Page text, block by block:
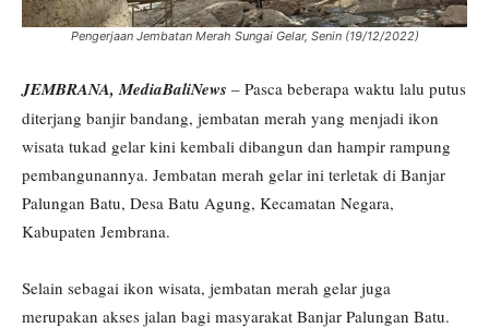
Pengerjaan Jembatan Merah Sungai Gelar, Senin (19/12/2022)
JEMBRANA, MediaBaliNews – Pasca beberapa waktu lalu putus
diterjang banjir bandang, jembatan merah yang menjadi ikon
wisata tukad gelar kini kembali dibangun dan hampir rampung
pembangunannya. Jembatan merah gelar ini terletak di Banjar
Palungan Batu, Desa Batu Agung, Kecamatan Negara,
Kabupaten Jembrana.
Selain sebagai ikon wisata, jembatan merah gelar juga
merupakan akses jalan bagi masyarakat Banjar Palungan Batu.